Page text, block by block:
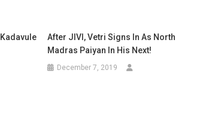
After JIVI, Vetri Signs In As North
Madras Paiyan In His Next!
December 7, 2019